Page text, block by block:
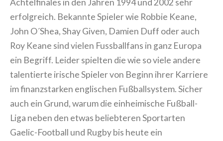
Achtelfinales in den Jahren 1994 und 2002 sehr
erfolgreich. Bekannte Spieler wie Robbie Keane,
John O´Shea, Shay Given, Damien Duff oder auch
Roy Keane sind vielen Fussballfans in ganz Europa
ein Begriff. Leider spielten die wie so viele andere
talentierte irische Spieler von Beginn ihrer Karriere
im finanzstarken englischen Fußballsystem. Sicher
auch ein Grund, warum die einheimische Fußball-
Liga neben den etwas beliebteren Sportarten
Gaelic-Football und Rugby bis heute ein